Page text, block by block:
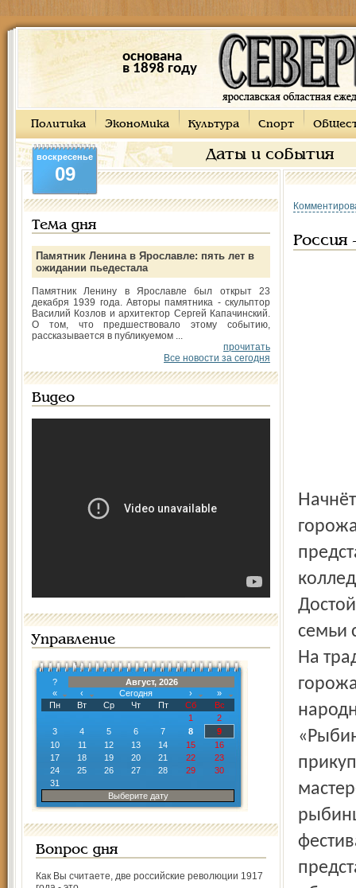
основана
в 1898 году
Политика Экономика Культура Спорт
Даты и события
воскресенье
09
Тема дня
Памятник Ленина в Ярославле: пять лет в
ожидании пьедестала
Памятник Ленину в Ярославле был открыт 23
декабря 1939 года. Авторы памятника - скульптор
Василий Козлов и архитектор Сергей Капачинский.
О том, что предшествовало этому событию,
рассказывается в публикуемом ...
прочитать
Все новости за сегодня
Видео
Управление
?
Август, 2026
«
‹ Сегодня ›
»
Пн
Вт Ср Чт Пт Сб
Вс
1
2
3
4 5 6 7 8
9
10
11 12 13 14 15
16
17
18 19 20 21 22
23
24
25 26 27 28 29
30
31
Выберите дату
Вопрос дня
Как Вы считаете, две российские революции 1917
Россия
Начнётся праздничное действо полюбившимся
семьи
На